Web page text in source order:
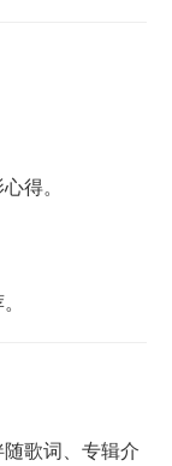
得。
歌词、专辑介